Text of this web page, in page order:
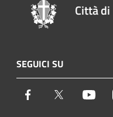
Città
SEGUICI SU
Facebook Twitter